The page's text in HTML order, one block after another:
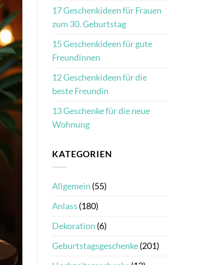
17 Geschenkideen für Frauen
zum 30. Geburtstag
15 Geschenkideen für gute
Freundinnen
12 Geschenkideen für die
beste Freundin
13 Geschenke für die neue
Wohnung
KATEGORIEN
Allgemein (55)
Anlass (180)
Dekoration (6)
Geburtstagsgeschenke(201)